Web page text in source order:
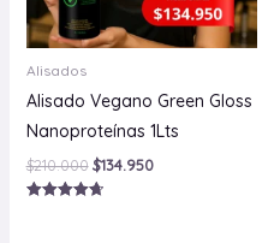
Alisados
Alisado Vegano Green Gloss
Nanoproteínas 1Lts
$210.000 $134.950